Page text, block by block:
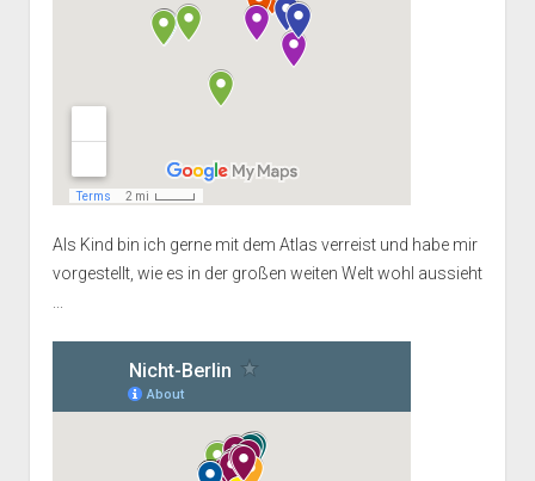
Als Kind bin ich gerne mit dem Atlas verreist und habe mir
vorgestellt, wie es in der großen weiten Welt wohl aussieht
...